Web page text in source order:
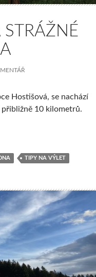
Hostišová, se nachází
přibližně 10 kilometrů.
nedaleko Zlína
TIPY NA VÝLET